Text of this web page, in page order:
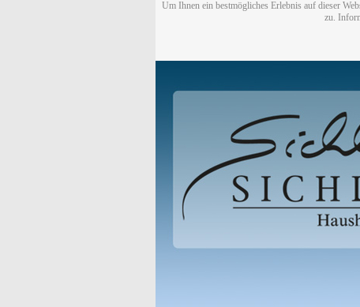
Um Ihnen ein bestmögliches Erlebnis auf dieser
zu.